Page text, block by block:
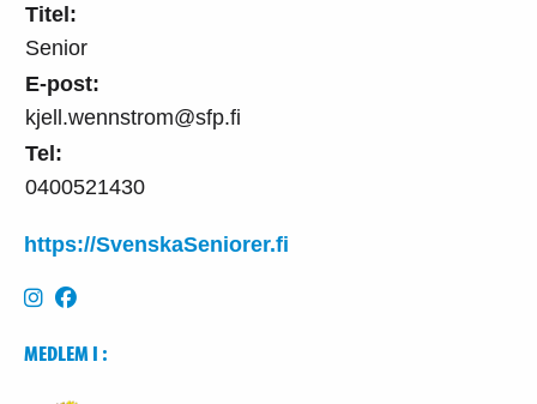
Titel:
Senior
E-post:
kjell.wennstrom@sfp.fi
Tel:
0400521430
https://SvenskaSeniorer.fi
MEDLEM I :